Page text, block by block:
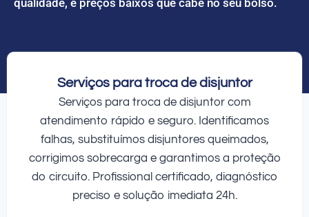
Serviços para troca de disjuntor
Serviços para troca de disjuntor com
atendimento rápido e seguro. Identificamos
falhas, substituímos disjuntores queimados,
corrigimos sobrecarga e garantimos a proteção
do circuito. Profissional certificado, diagnóstico
preciso e solução imediata 24h.